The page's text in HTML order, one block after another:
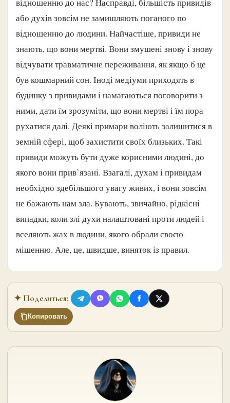
або духів зовсім не замишляють поганого по
відношенню до людини. Найчастіше, привиди не
знають, що вони мертві. Вони змушені знову і знову
відчувати травматичне переживання, як якщо б це
був кошмарний сон. Іноді медіуми приходять в
будинку з привидами і намагаються поговорити з
ними, дати їм зрозуміти, що вони мертві і їм пора
рухатися далі. Деякі примари воліють залишитися в
земній сфері, щоб захистити своїх близьких. Такі
привиди можуть бути дуже корисними людині, до
якого вони прив’язані. Взагалі, духам і привидам
необхідно здебільшого увагу живих, і вони зовсім
не бажають нам зла. Бувають, звичайно, рідкісні
випадки, коли злі духи налаштовані проти людей і
вселяють жах в людини, якого обрали своєю
мішенню. Але, це, швидше, виняток із правил.
✦ Поделиться:
Копировать